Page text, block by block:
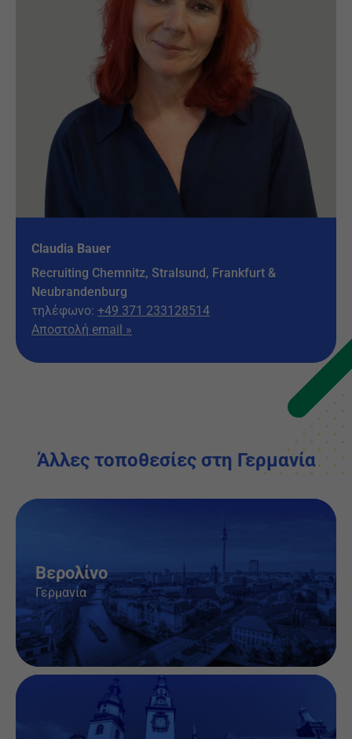
Claudia Bauer
Recruiting Chemnitz, Stralsund, Frankfurt &
Neubrandenburg
τηλέφωνο: +49 371 233128514
Αποστολή email »
Άλλες τοποθεσίες στη Γερμανία
Βερολίνο
Γερμανία
Θέσεις εργασίας & πληροφορίες